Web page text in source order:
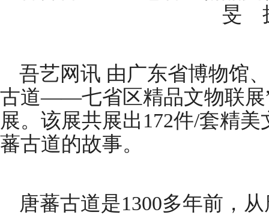
旻
吾艺网讯 由广东省博物馆
古道——七省区精品文物联展
展。该展共展出172件/套精
蕃古道的故事。
唐蕃古道是1300多年前，